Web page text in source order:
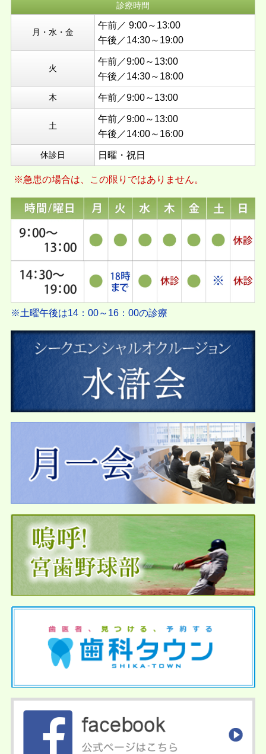
診療時間
月・水・金
午前／ 9:00～13:00
午後／14:30～19:00
火
午前／9:00～13:00
午後／14:30～18:00
木 午前／9:00～13:00
土
午前／9:00～13:00
午後／14:00～16:00
休診日 日曜・祝日
※急患の場合は、この限りではありません。
※土曜午後は14：00～16：00の診療